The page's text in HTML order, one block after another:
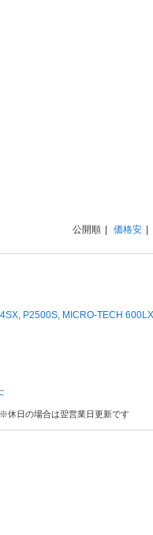
公開順 価格安
P2500S, MICRO-TECH
※休日の場合は翌営業日更新です